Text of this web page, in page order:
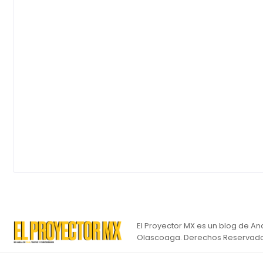
El Proyector MX es un blog de
Olascoaga. Derechos